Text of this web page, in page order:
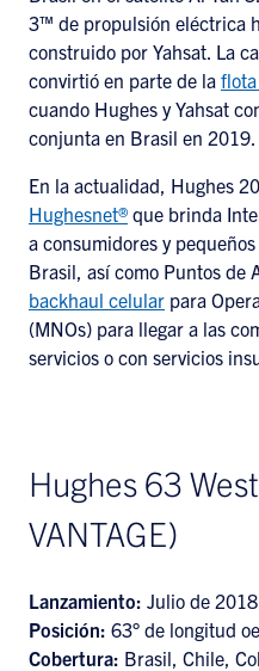
3™ de propulsión eléctrica
construido por Yahsat. La
convirtió en parte de la
cuando Hughes y Yahsat
conjunta en Brasil en 2019.
En la actualidad, Hughes
Hughesnet® que brinda
a consumidores y
Brasil, así como Puntos de
backhaul celular para
(MNOs) para llegar a las
servicios o con servicios
Hughes 63
VANTAGE)
Lanzamiento: Julio de 2018
Posición: 63° de longitud
Cobertura: Brasil, Chile,